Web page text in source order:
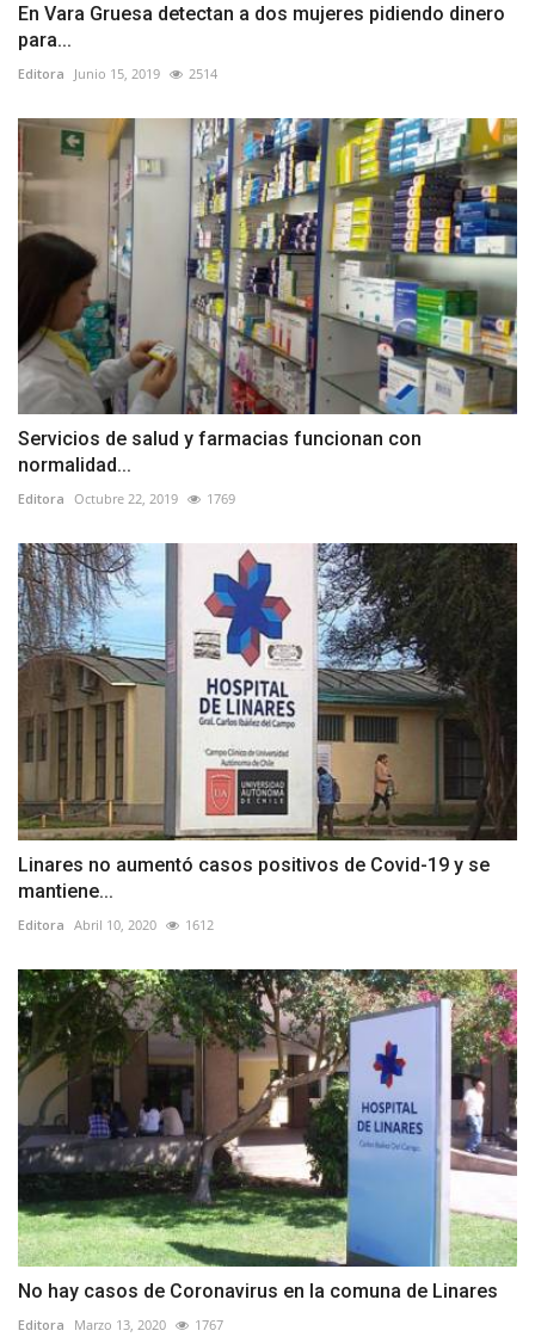
En Vara Gruesa detectan a dos mujeres pidiendo dinero
para...
Editora Junio 15, 2019 2514
Servicios de salud y farmacias funcionan con
normalidad...
Editora Octubre 22, 2019 1769
Linares no aumentó casos positivos de Covid-19 y se
mantiene...
Editora Abril 10, 2020 1612
No hay casos de Coronavirus en la comuna de Linares
Editora Marzo 13, 2020 1767